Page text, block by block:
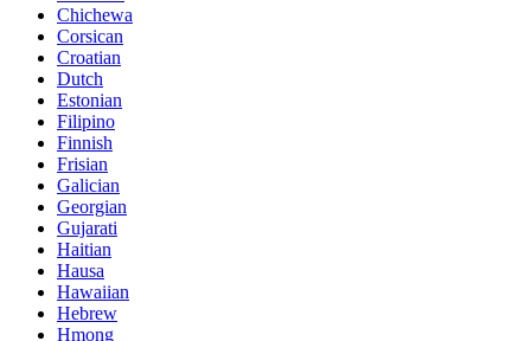
Chichewa
Corsican
Croatian
Dutch
Estonian
Filipino
Finnish
Frisian
Galician
Georgian
Gujarati
Haitian
Hausa
Hawaiian
Hebrew
Hmong